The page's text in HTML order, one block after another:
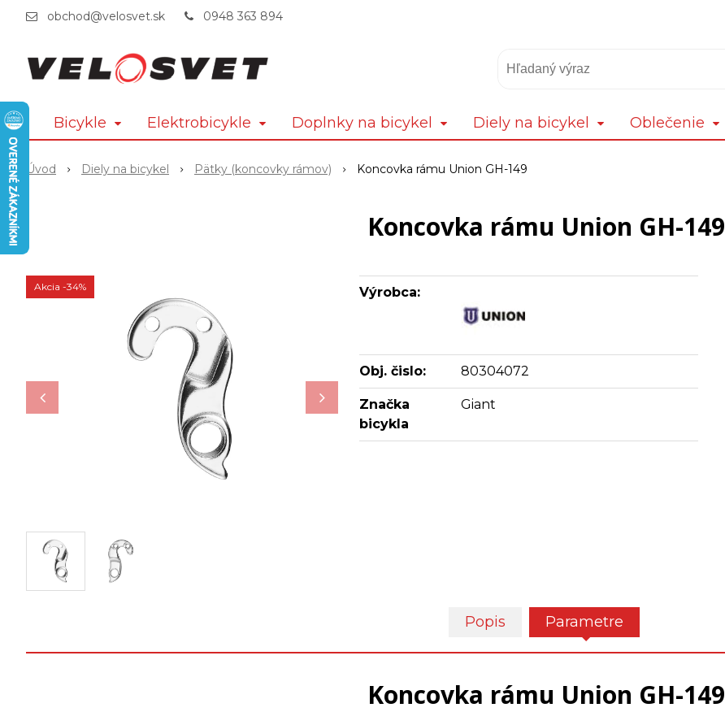
obchod@velosvet.sk 0948 363 894
Bicykle Elektrobicykle Doplnky na bicykel Diely na bicykel Oblečenie
Úvod Diely na bicykel Pätky (koncovky rámov) Koncovka rámu Union GH-149
Koncovka rámu Union GH-149
Akcia -34% Výrobca:
Obj. čislo: 80304072
Značka
bicykla
Giant
Popis Parametre
Koncovka rámu Union GH-149